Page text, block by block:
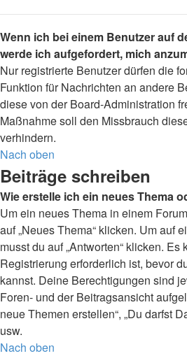
Wenn ich bei einem Benutzer auf
werde ich aufgefordert, mich
Nur registrierte Benutzer dürfen die
Funktion für Nachrichten an andere
diese von der Board-Administration
Maßnahme soll den Missbrauch
verhindern.
Nach oben
Beiträge schreiben
Wie erstelle ich ein neues Thema
Um ein neues Thema in einem
auf „Neues Thema“ klicken. Um auf
musst du auf „Antworten“ klicken.
Registrierung erforderlich ist, bevor
kannst. Deine Berechtigungen sind
Foren- und der Beitragsansicht
neue Themen erstellen“, „Du darfst
usw.
Nach oben